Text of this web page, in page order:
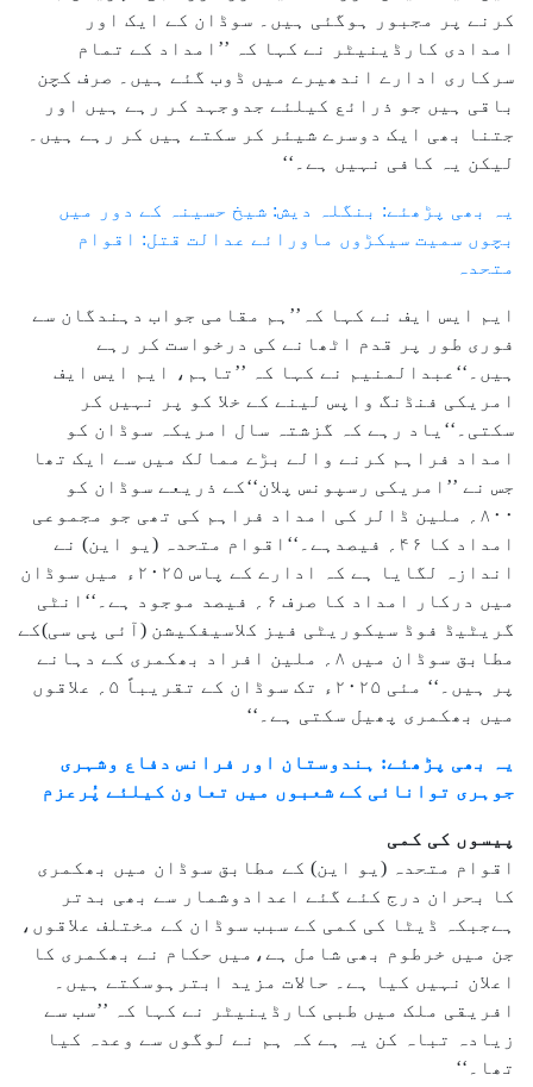
کرنے پر مجبور ہوگئی ہیں۔ سوڈان کے ایک اور
امدادی کارڈینیٹر نے کہا کہ ’’امداد کے تمام
سرکاری ادارے اندھیرے میں ڈوب گئے ہیں۔ صرف کچن
باقی ہیں جو ذرائع کیلئے جدوجہد کر رہے ہیں اور
جتنا بھی ایک دوسرے شیئر کر سکتے ہیں کر رہے ہیں۔
لیکن یہ کافی نہیں ہے۔‘‘
یہ بھی پڑھئے: بنگلہ دیش: شیخ حسینہ کے دور میں
بچوں سمیت سیکڑوں ماورائے عدالت قتل: اقوام
متحدہ
ایم ایس ایف نے کہا کہ’’ہم مقامی جواب دہندگان سے
فوری طور پر قدم اٹھانے کی درخواست کر رہے
ہیں۔‘‘عبدالمنیم نے کہا کہ ’’تاہم، ایم ایس ایف
امریکی فنڈنگ واپس لینے کے خلا کو پر نہیں کر
سکتی۔‘‘یاد رہے کہ گزشتہ سال امریکہ سوڈان کو
امداد فراہم کرنے والے بڑے ممالک میں سے ایک تھا
جس نے ’’امریکی رسپونس پلان‘‘کے ذریعے سوڈان کو
۸۰۰؍ ملین ڈالر کی امداد فراہم کی تھی جو مجموعی
امداد کا ۴۶؍ فیصدہے۔‘‘اقوام متحدہ (یو این) نے
اندازہ لگایا ہے کہ ادارے کے پاس ۲۰۲۵ء میں سوڈان
میں درکار امداد کا صرف ۶؍ فیصد موجود ہے۔‘‘انٹی
گریٹیڈ فوڈ سیکوریٹی فیز کلاسیفکیشن (آئی پی سی)کے
مطابق سوڈان میں ۸؍ ملین افراد بھکمری کے دہانے
پر ہیں۔‘‘ مئی ۲۰۲۵ء تک سوڈان کے تقریباً ۵؍ علاقوں
میں بھکمری پھیل سکتی ہے۔‘‘
یہ بھی پڑھئے: ہندوستان اور فرانس دفاع وشہری
جوہری توانائی کے شعبوں میں تعاون کیلئے پُرعزم
پیسوں کی کمی
اقوام متحدہ (یو این) کے مطابق سوڈان میں بھکمری
کا بحران درج کئے گئے اعدادوشمار سے بھی بدتر
ہےجبکہ ڈیٹا کی کمی کے سبب سوڈان کے مختلف علاقوں،
جن میں خرطوم بھی شامل ہے،میں حکام نے بھکمری کا
اعلان نہیں کیا ہے۔ حالات مزید ابترہوسکتے ہیں۔
افریقی ملک میں طبی کارڈینیٹر نے کہا کہ ’’سب سے
زیادہ تباہ کن یہ ہے کہ ہم نے لوگوں سے وعدہ کیا
تھا۔‘‘